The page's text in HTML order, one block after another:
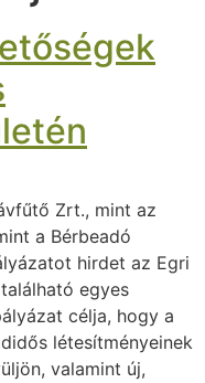
Zrt., mint az
a Bérbeadó
hirdet az Egri
egyes
célja, hogy a
létesítményeinek
valamint új,